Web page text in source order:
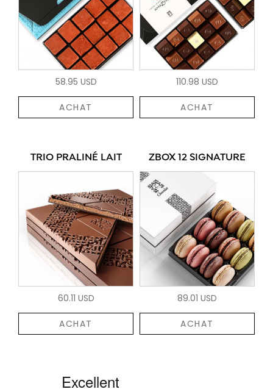
58.95 USD
ACHAT
110.98 USD
ACHAT
TRIO PRALINÉ LAIT
60.11 USD
ACHAT
ZBOX 12 SIGNATURE
89.01 USD
ACHAT